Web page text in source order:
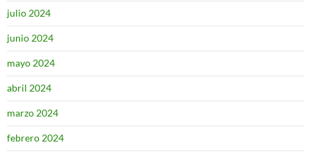
julio 2024
junio 2024
mayo 2024
abril 2024
marzo 2024
febrero 2024